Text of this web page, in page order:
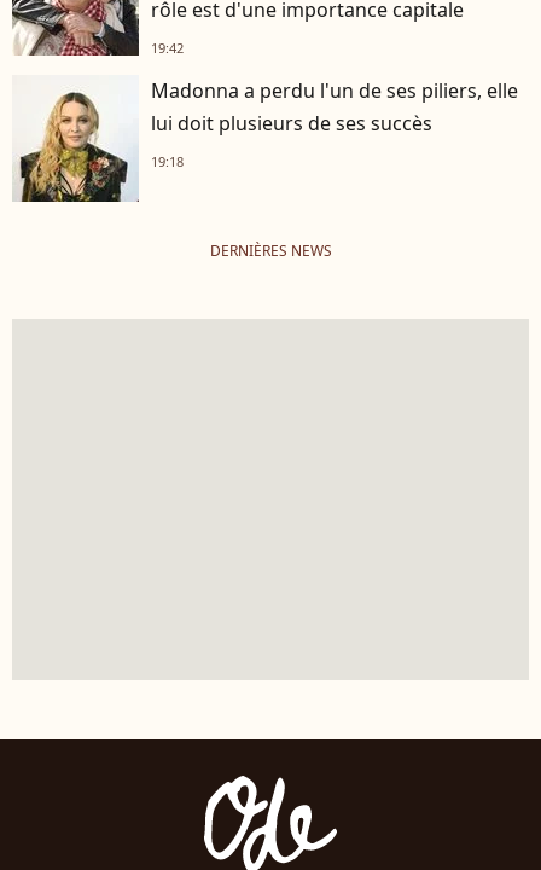
rôle est d'une importance capitale
19:42
Madonna a perdu l'un de ses piliers, elle
lui doit plusieurs de ses succès
19:18
DERNIÈRES NEWS